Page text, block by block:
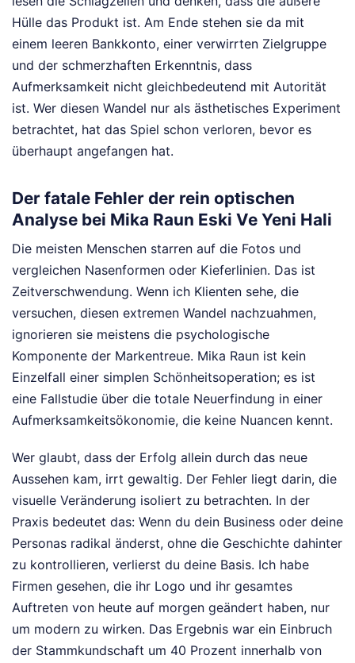
Hülle das Produkt ist. Am Ende stehen sie da mit
einem leeren Bankkonto, einer verwirrten Zielgruppe
und der schmerzhaften Erkenntnis, dass
Aufmerksamkeit nicht gleichbedeutend mit Autorität
ist. Wer diesen Wandel nur als ästhetisches Experiment
betrachtet, hat das Spiel schon verloren, bevor es
überhaupt angefangen hat.
Der fatale Fehler der rein optischen
Analyse bei Mika Raun Eski Ve Yeni Hali
Die meisten Menschen starren auf die Fotos und
vergleichen Nasenformen oder Kieferlinien. Das ist
Zeitverschwendung. Wenn ich Klienten sehe, die
versuchen, diesen extremen Wandel nachzuahmen,
ignorieren sie meistens die psychologische
Komponente der Markentreue. Mika Raun ist kein
Einzelfall einer simplen Schönheitsoperation; es ist
eine Fallstudie über die totale Neuerfindung in einer
Aufmerksamkeitsökonomie, die keine Nuancen kennt.
Wer glaubt, dass der Erfolg allein durch das neue
Aussehen kam, irrt gewaltig. Der Fehler liegt darin, die
visuelle Veränderung isoliert zu betrachten. In der
Praxis bedeutet das: Wenn du dein Business oder deine
Personas radikal änderst, ohne die Geschichte dahinter
zu kontrollieren, verlierst du deine Basis. Ich habe
Firmen gesehen, die ihr Logo und ihr gesamtes
Auftreten von heute auf morgen geändert haben, nur
um modern zu wirken. Das Ergebnis war ein Einbruch
der Stammkundschaft um 40 Prozent innerhalb von